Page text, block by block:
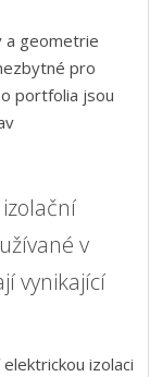
a geometrie
pro
portfolia jsou
v
vynikající
izolaci